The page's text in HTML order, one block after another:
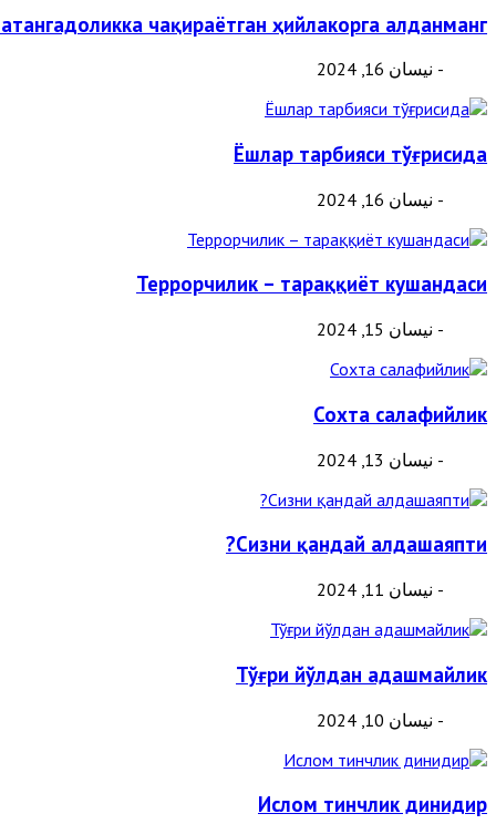
чақираётган ҳийлакорга алданманг!
- نيسان 16, 2024
Ёшлар тарбияси тўғрисида
- نيسان 16, 2024
Террорчилик – тараққиёт кушандаси
- نيسان 15, 2024
Сохта салафийлик
- نيسان 13, 2024
Сизни қандай алдашаяпти?
- نيسان 11, 2024
Тўғри йўлдан адашмайлик
- نيسان 10, 2024
Ислом тинчлик динидир